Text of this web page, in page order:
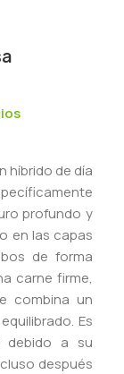
híbrido de día
profundo y
en las capas
de forma
carne firme,
combina un
Es
debido a su
después